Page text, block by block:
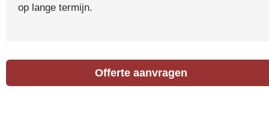
op lange termijn.
Offerte aanvragen